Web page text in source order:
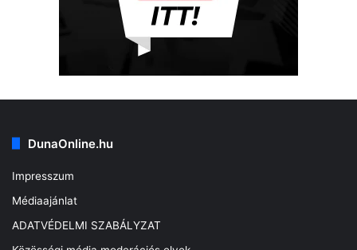
DunaOnline.hu
Impresszum
Médiaajánlat
ADATVÉDELMI SZABÁLYZAT